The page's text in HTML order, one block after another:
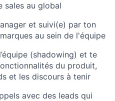
sales au global
et suivi(e) par ton
au sein de l'équipe
(shadowing) et te
du produit,
et les discours à tenir
avec des leads qui